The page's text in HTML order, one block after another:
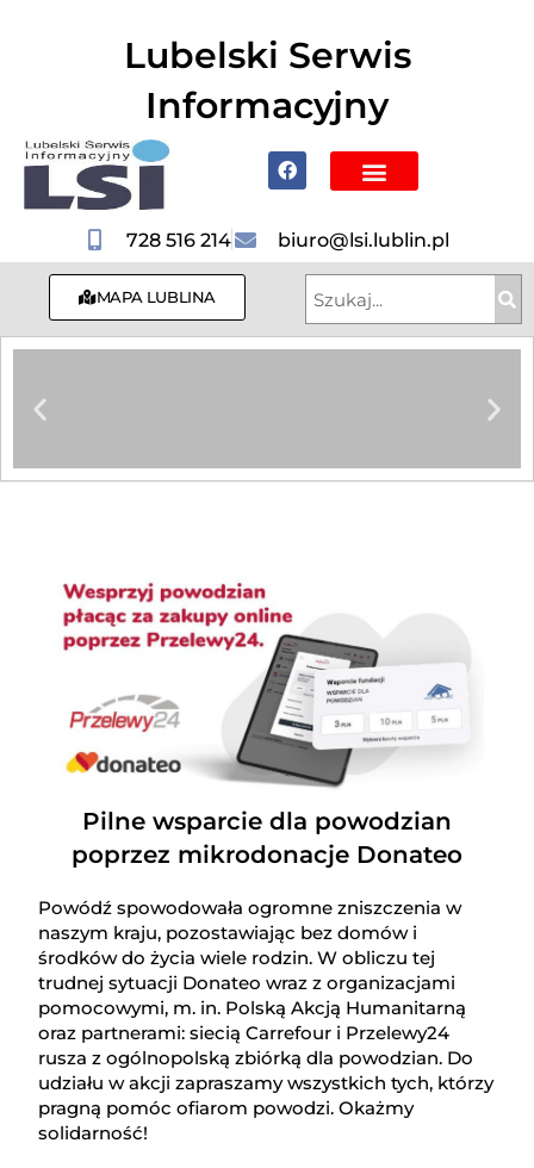
Lubelski Serwis
Informacyjny
728 516 214 biuro@lsi.lublin.pl
MAPA LUBLINA
Pilne wsparcie dla powodzian
poprzez mikrodonacje Donateo
Powódź spowodowała ogromne zniszczenia w
naszym kraju, pozostawiając bez domów i
środków do życia wiele rodzin. W obliczu tej
trudnej sytuacji Donateo wraz z organizacjami
pomocowymi, m. in. Polską Akcją Humanitarną
oraz partnerami: siecią Carrefour i Przelewy24
rusza z ogólnopolską zbiórką dla powodzian. Do
udziału w akcji zapraszamy wszystkich tych, którzy
pragną pomóc ofiarom powodzi. Okażmy
solidarność!